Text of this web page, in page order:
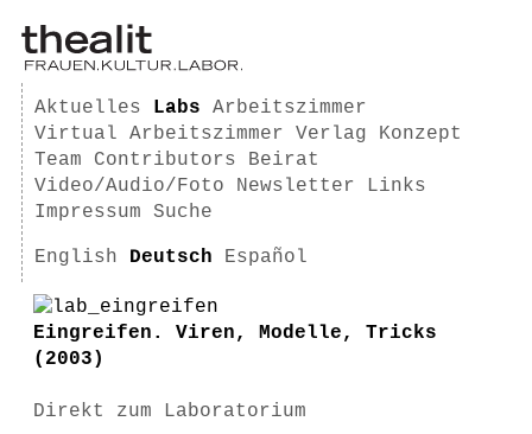
Aktuelles Labs
Arbeitszimmer
Virtual Arbeitszimmer
Verlag
Konzept
Team
Contributors
Beirat
Video/Audio/Foto
Newsletter
Links
Impressum
Suche
English Deutsch Español
Eingreifen. Viren, Modelle, Tricks
(2003)
Direkt zum Laboratorium